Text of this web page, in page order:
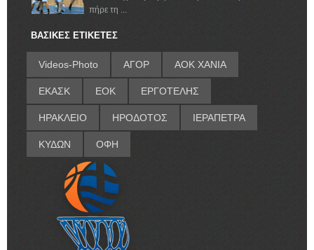
πήρε τη ...
ΒΑΣΙΚΕΣ ΕΤΙΚΕΤΕΣ
Videos-Photo ΑΓΟΡ ΑΟΚ ΧΑΝΙΑ
ΕΚΑΣΚ ΕΟΚ ΕΡΓΟΤΕΛΗΣ
ΗΡΑΚΛΕΙΟ ΗΡΟΔΟΤΟΣ ΙΕΡΑΠΕΤΡΑ
ΚΥΔΩΝ ΟΦΗ